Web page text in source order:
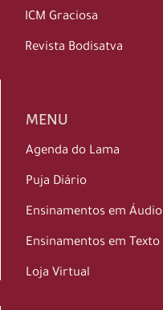
ICM Graciosa
Revista Bodisatva
MENU
Agenda do Lama
Puja Diário
Ensinamentos em Áudio
Ensinamentos em Texto
Loja Virtual